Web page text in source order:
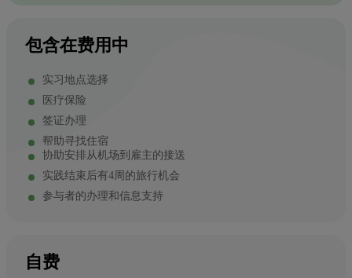
包含在费用中
实习地点选择
医疗保险
签证办理
帮助寻找住宿
协助安排从机场到雇主的接送
实践结束后有4周的旅行机会
参与者的办理和信息支持
自费